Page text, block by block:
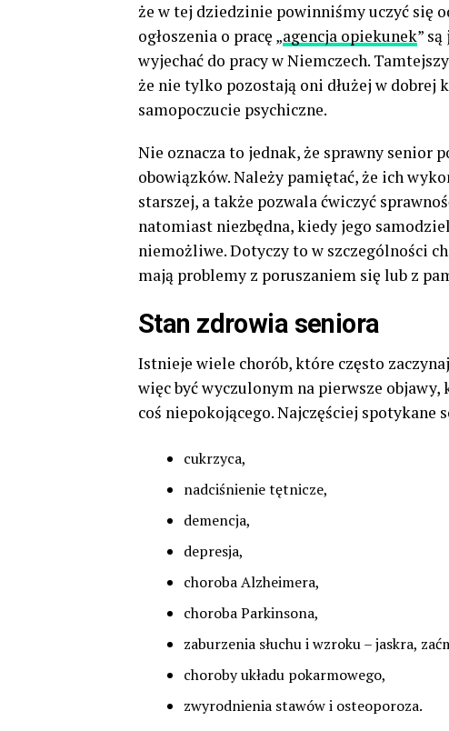
że w tej dziedzinie powinniśmy uczyć się
ogłoszenia o pracę „agencja opiekunek”
wyjechać do pracy w Niemczech.
że nie tylko pozostają oni dłużej w dobrej
samopoczucie psychiczne.
Nie oznacza to jednak, że sprawny senior
obowiązków. Należy pamiętać, że ich
starszej, a także pozwala ćwiczyć
natomiast niezbędna, kiedy jego
niemożliwe. Dotyczy to w szczególności
mają problemy z poruszaniem się lub z
Stan zdrowia seniora
Istnieje wiele chorób, które często
więc być wyczulonym na pierwsze
coś niepokojącego. Najczęściej spotykane
cukrzyca,
nadciśnienie tętnicze,
demencja,
depresja,
choroba Alzheimera,
choroba Parkinsona,
zaburzenia słuchu i wzroku – jaskra,
choroby układu pokarmowego,
zwyrodnienia stawów i osteoporoza.